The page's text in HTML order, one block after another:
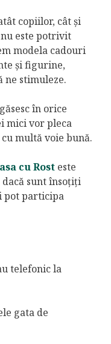
copiilor, cât și
este potrivit
modela cadouri
și figurine,
ne stimuleze.
în orice
mici vor pleca
multă voie bună.
cu Rost este
sunt însoțiți
pot participa
telefonic la
gata de